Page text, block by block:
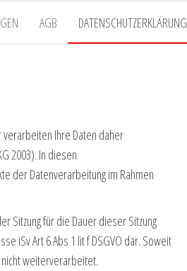
AGB DATENSCHUTZERKLÄRUNG
Ihre Daten daher
2003). In diesen
der Datenverarbeitung im Rahmen
Sitzung für die Dauer dieser Sitzung
iSv Art 6 Abs 1 lit f DSGVO dar. Soweit
weiterverarbeitet.